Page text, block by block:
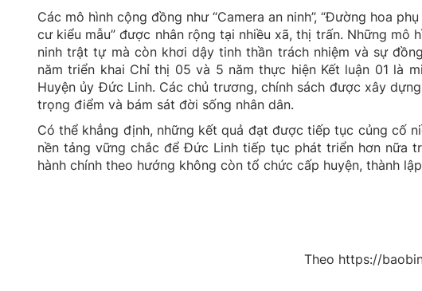
Các mô hình cộng đồng như “Camera an ninh”, “Đường hoa
cư kiểu mẫu” được nhân rộng tại nhiều xã, thị trấn. Những
ninh trật tự mà còn khơi dậy tinh thần trách nhiệm và sự
năm triển khai Chỉ thị 05 và 5 năm thực hiện Kết luận 01 là
Huyện ủy Đức Linh. Các chủ trương, chính sách được xây
trọng điểm và bám sát đời sống nhân dân.
Có thể khẳng định, những kết quả đạt được tiếp tục củng cố
nền tảng vững chắc để Đức Linh tiếp tục phát triển hơn nữa
hành chính theo hướng không còn tổ chức cấp huyện, thành
Theo https://